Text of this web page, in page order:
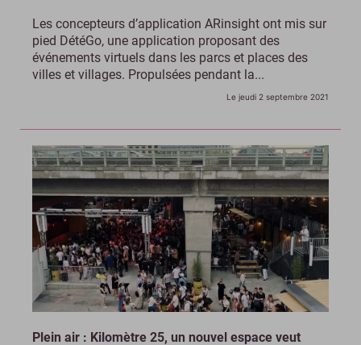
Les concepteurs d’application ARinsight ont mis sur
pied DétéGo, une application proposant des
événements virtuels dans les parcs et places des
villes et villages. Propulsées pendant la...
Le jeudi 2 septembre 2021
Plein air : Kilomètre 25, un nouvel espace veut